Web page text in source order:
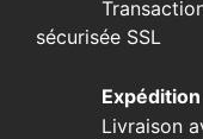
sécurisée SSL
Livraison